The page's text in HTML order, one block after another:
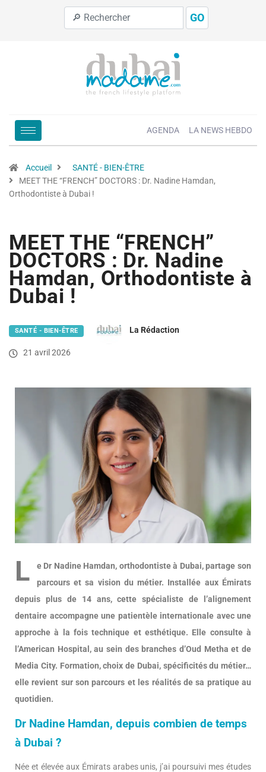
GO
AGENDA LA NEWS HEBDO
Accueil
SANTÉ - BIEN-ÊTRE
MEET THE “FRENCH” DOCTORS : Dr. Nadine Hamdan,
Orthodontiste à Dubai !
MEET THE “FRENCH”
DOCTORS : Dr. Nadine
Hamdan, Orthodontiste à
Dubai !
SANTÉ - BIEN-ÊTRE La Rédaction
21 avril 2026
L
e Dr Nadine Hamdan, orthodontiste à Dubai, partage son
parcours et sa vision du métier. Installée aux Émirats
depuis plus de 14 ans, cette spécialiste de l’alignement
dentaire accompagne une patientèle internationale avec une
approche à la fois technique et esthétique. Elle consulte à
l’American Hospital, au sein des branches d’Oud Metha et de
Media City. Formation, choix de Dubai, spécificités du métier…
elle revient sur son parcours et les réalités de sa pratique au
quotidien.
Dr Nadine Hamdan, depuis combien de temps
à Dubai ?
Née et élevée aux Émirats arabes unis, j’ai poursuivi mes études